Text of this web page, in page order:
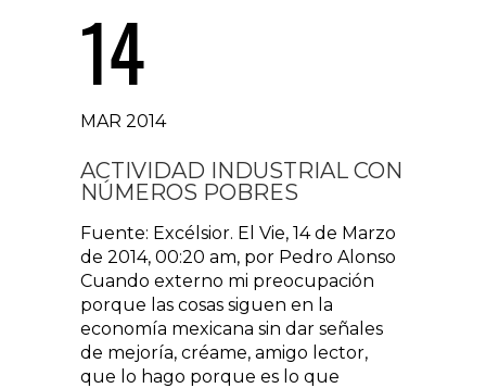
14
MAR 2014
ACTIVIDAD INDUSTRIAL CON
NÚMEROS POBRES
Fuente: Excélsior. El Vie, 14 de Marzo
de 2014, 00:20 am, por Pedro Alonso
Cuando externo mi preocupación
porque las cosas siguen en la
economía mexicana sin dar señales
de mejoría, créame, amigo lector,
que lo hago porque es lo que